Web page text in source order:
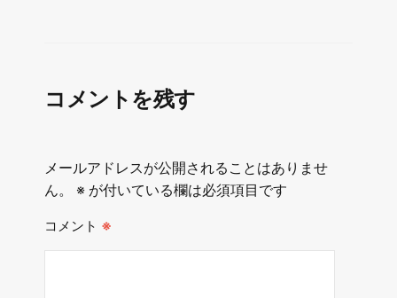
コメントを残す
メールアドレスが公開されることはありませ
ん。
※が付いている欄は必須項目です
コメント ※